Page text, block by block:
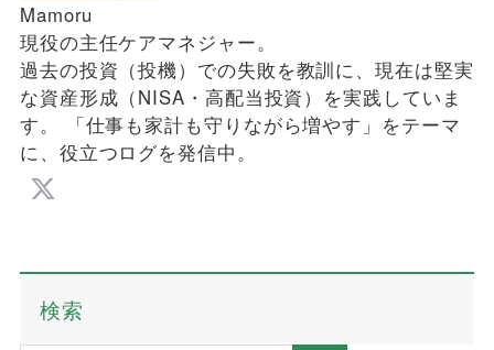
Mamoru
現役の主任ケアマネジャー。
過去の投資（投機）での失敗を教訓に、現在は堅実
な資産形成（NISA・高配当投資）を実践していま
す。 「仕事も家計も守りながら増やす」をテーマ
に、役立つログを発信中。
検索